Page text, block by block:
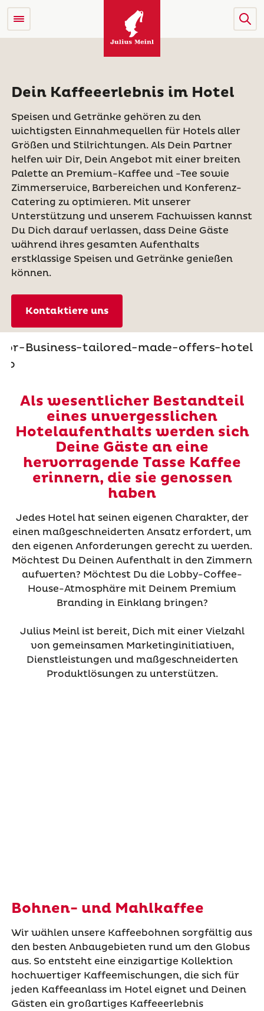
Dein Kaffeeerlebnis im Hotel
Speisen und Getränke gehören zu den
wichtigsten Einnahmequellen für Hotels aller
Größen und Stilrichtungen. Als Dein Partner
helfen wir Dir, Dein Angebot mit einer breiten
Palette an Premium-Kaffee und -Tee sowie
Zimmerservice, Barbereichen und Konferenz-
Catering zu optimieren. Mit unserer
Unterstützung und unserem Fachwissen kannst
Du Dich darauf verlassen, dass Deine Gäste
während ihres gesamten Aufenthalts
erstklassige Speisen und Getränke genießen
können.
Kontaktiere uns
Als wesentlicher Bestandteil
eines unvergesslichen
Hotelaufenthalts werden sich
Deine Gäste an eine
hervorragende Tasse Kaffee
erinnern, die sie genossen
haben
Jedes Hotel hat seinen eigenen Charakter, der
einen maßgeschneiderten Ansatz erfordert, um
den eigenen Anforderungen gerecht zu werden.
Möchtest Du Deinen Aufenthalt in den Zimmern
aufwerten? Möchtest Du die Lobby-Coffee-
House-Atmosphäre mit Deinem Premium
Branding in Einklang bringen?
Julius Meinl ist bereit, Dich mit einer Vielzahl
von gemeinsamen Marketinginitiativen,
Dienstleistungen und maßgeschneiderten
Produktlösungen zu unterstützen.
Bohnen- und Mahlkaffee
Wir wählen unsere Kaffeebohnen sorgfältig aus
den besten Anbaugebieten rund um den Globus
aus. So entsteht eine einzigartige Kollektion
hochwertiger Kaffeemischungen, die sich für
jeden Kaffeeanlass im Hotel eignet und Deinen
Gästen ein großartiges Kaffeeerlebnis